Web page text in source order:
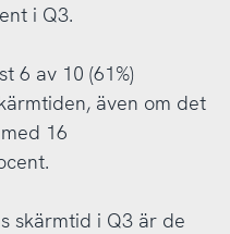
i Q3.
6 av 10 (61%)
även om det
16
skärmtid i Q3 är de